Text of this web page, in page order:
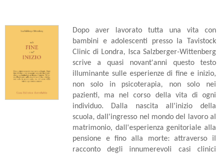
Dopo aver lavorato tutta una vita con
bambini e adolescenti presso la Tavistock
Clinic di Londra, Isca Salzberger-Wittenberg
scrive a quasi novant'anni questo testo
illuminante sulle esperienze di fine e inizio,
non solo in psicoterapia, non solo nei
pazienti, ma nel corso della vita di ogni
individuo. Dalla nascita all'inizio della
scuola, dall'ingresso nel mondo del lavoro al
matrimonio, dall'esperienza genitoriale alla
pensione e fino alla morte: attraverso il
racconto degli innumerevoli casi clinici